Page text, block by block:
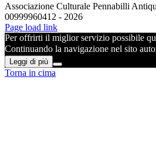
Associazione Culturale Pennabilli
00999960412 - 2026
Page load link
Per offrirti il miglior servizio possibile
Continuando la navigazione nel sito
Leggi di più
Torna in cima